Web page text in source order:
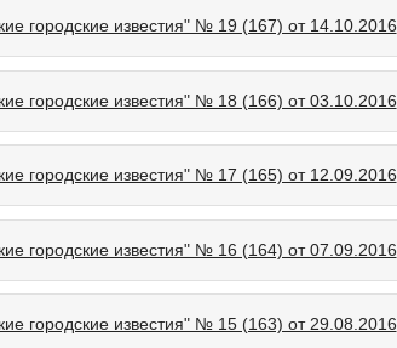
городские известия" № 19 (167) от 14.10.2016
городские известия" № 18 (166) от 03.10.2016
городские известия" № 17 (165) от 12.09.2016
городские известия" № 16 (164) от 07.09.2016
городские известия" № 15 (163) от 29.08.2016